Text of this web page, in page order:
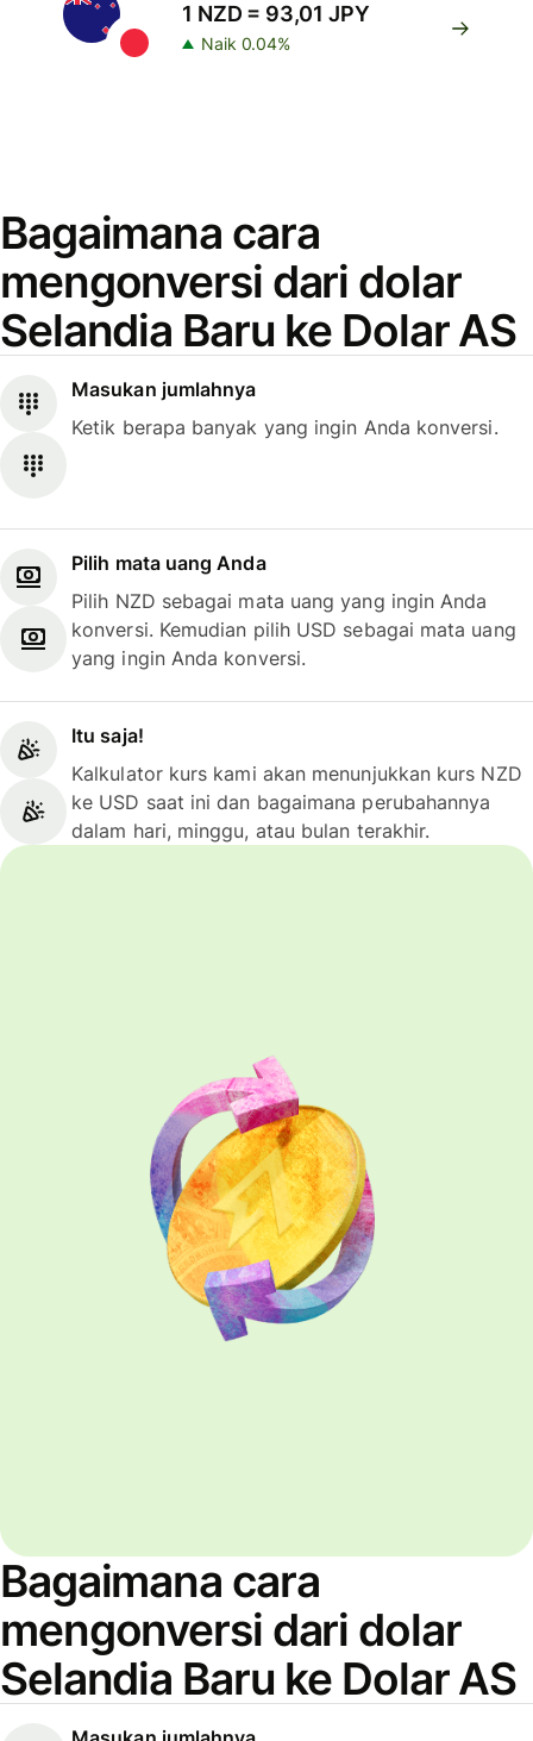
1 NZD = 93,01 JPY
Naik 0.04%
Bagaimana cara
mengonversi dari dolar
Selandia Baru ke Dolar AS
Masukan jumlahnya
Ketik berapa banyak yang ingin Anda konversi.
Pilih mata uang Anda
Pilih NZD sebagai mata uang yang ingin Anda
konversi. Kemudian pilih USD sebagai mata uang
yang ingin Anda konversi.
Itu saja!
Kalkulator kurs kami akan menunjukkan kurs NZD
ke USD saat ini dan bagaimana perubahannya
dalam hari, minggu, atau bulan terakhir.
Bagaimana cara
mengonversi dari dolar
Selandia Baru ke Dolar AS